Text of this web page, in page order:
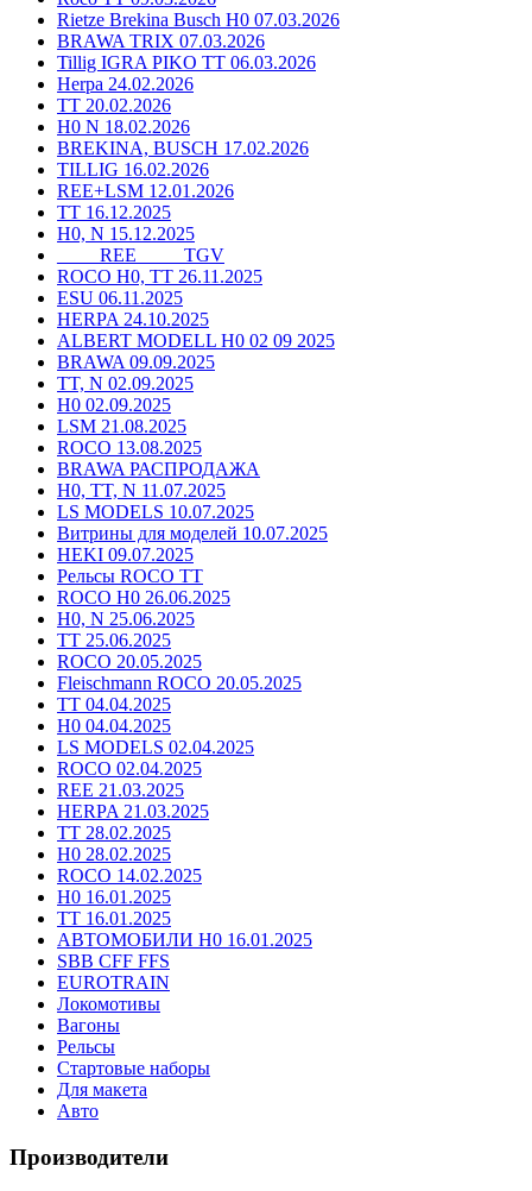
Rietze Brekina Busch H0 07.03.2026
BRAWA TRIX 07.03.2026
Tillig IGRA PIKO TT 06.03.2026
Herpa 24.02.2026
TT 20.02.2026
H0 N 18.02.2026
BREKINA, BUSCH 17.02.2026
TILLIG 16.02.2026
REE+LSM 12.01.2026
TT 16.12.2025
H0, N 15.12.2025
____ REE ____ TGV
ROCO H0, TT 26.11.2025
ESU 06.11.2025
HERPA 24.10.2025
ALBERT MODELL H0 02 09 2025
BRAWA 09.09.2025
TT, N 02.09.2025
H0 02.09.2025
LSM 21.08.2025
ROCO 13.08.2025
BRAWA РАСПРОДАЖА
H0, TT, N 11.07.2025
LS MODELS 10.07.2025
Витрины для моделей 10.07.2025
HEKI 09.07.2025
Рельсы ROCO TT
ROCO H0 26.06.2025
H0, N 25.06.2025
TT 25.06.2025
ROCO 20.05.2025
Fleischmann ROCO 20.05.2025
TT 04.04.2025
H0 04.04.2025
LS MODELS 02.04.2025
ROCO 02.04.2025
REE 21.03.2025
HERPA 21.03.2025
TT 28.02.2025
H0 28.02.2025
ROCO 14.02.2025
H0 16.01.2025
TT 16.01.2025
АВТОМОБИЛИ H0 16.01.2025
SBB CFF FFS
EUROTRAIN
Локомотивы
Вагоны
Рельсы
Стартовые наборы
Для макета
Авто
Производители